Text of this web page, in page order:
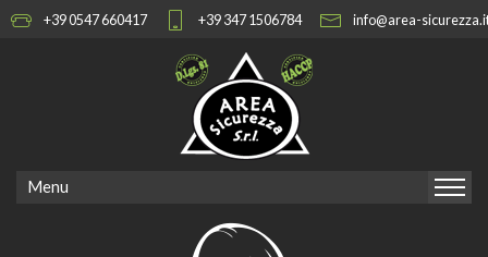
+39 0547 660417 +39 347 1506784 info@area-
Menu